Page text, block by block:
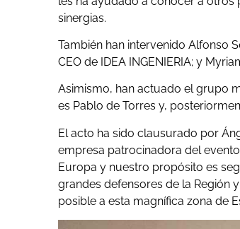
sinergias.
También han intervenido Alfonso
CEO de IDEA INGENIERIA; y
Asimismo, han actuado el grupo
es Pablo de Torres y,
El acto ha sido clausurado por
empresa patrocinadora del
Europa y nuestro propósito es
grandes defensores de la Región
posible a esta magnífica zona de